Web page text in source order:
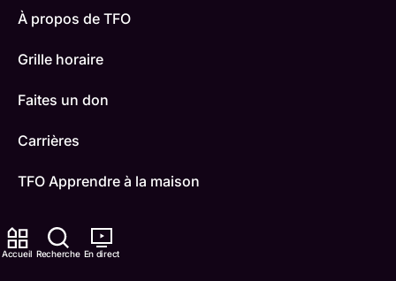
Accueil Recherche En direct
À propos de TFO
Grille horaire
Faites un don
Carrières
TFO Apprendre à la maison
Contactez-nous